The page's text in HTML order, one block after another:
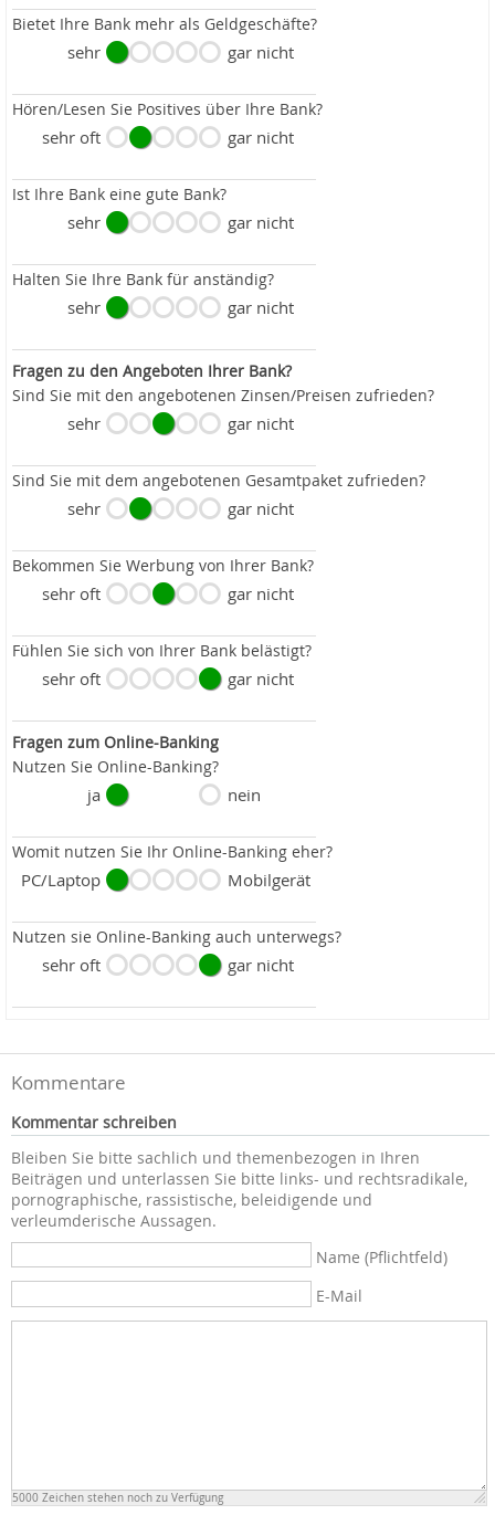
Bietet Ihre Bank mehr als Geldgeschäfte?
sehr gar nicht
Hören/Lesen Sie Positives über Ihre Bank?
sehr oft gar nicht
Ist Ihre Bank eine gute Bank?
sehr gar nicht
Halten Sie Ihre Bank für anständig?
sehr gar nicht
Fragen zu den Angeboten Ihrer Bank?
Sind Sie mit den angebotenen Zinsen/Preisen zufrieden?
sehr gar nicht
Sind Sie mit dem angebotenen Gesamtpaket zufrieden?
sehr gar nicht
Bekommen Sie Werbung von Ihrer Bank?
sehr oft gar nicht
Fühlen Sie sich von Ihrer Bank belästigt?
sehr oft gar nicht
Fragen zum Online-Banking
Nutzen Sie Online-Banking?
ja nein
Womit nutzen Sie Ihr Online-Banking eher?
PC/Laptop Mobilgerät
Nutzen sie Online-Banking auch unterwegs?
sehr oft gar nicht
Kommentare
Kommentar schreiben
Bleiben Sie bitte sachlich und themenbezogen in Ihren
Beiträgen und unterlassen Sie bitte links- und rechtsradikale,
pornographische, rassistische, beleidigende und
verleumderische Aussagen.
Name (Pflichtfeld)
E-Mail
5000 Zeichen stehen noch zu Verfügung